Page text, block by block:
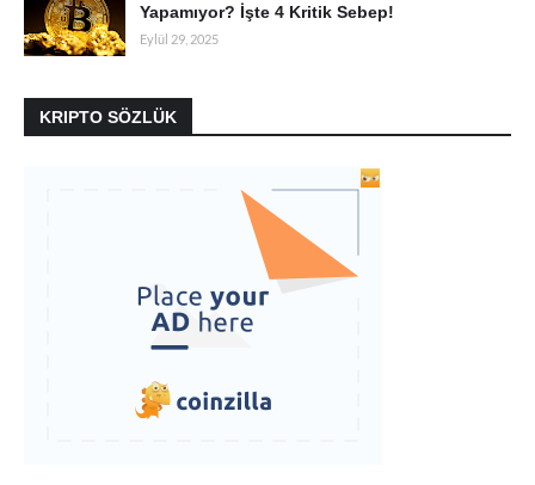
Yapamıyor? İşte 4 Kritik Sebep!
Eylül 29, 2025
KRIPTO SÖZLÜK